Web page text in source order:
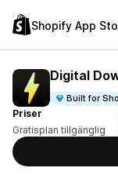
Shopify App
Digital
Built for
Priser
Gratisplan tillgänglig